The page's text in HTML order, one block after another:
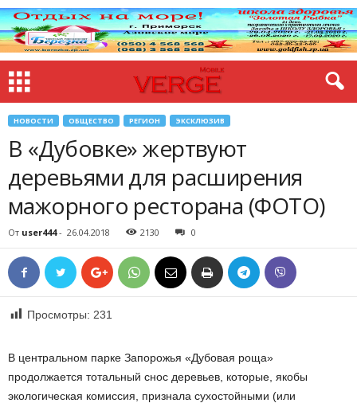
НОВОСТИ ОБЩЕСТВО РЕГИОН ЭКСКЛЮЗИВ
В «Дубовке» жертвуют
деревьями для расширения
мажорного ресторана (ФОТО)
От user444- 26.04.2018 2130 0
Просмотры: 231
В центральном парке Запорожья «Дубовая роща»
продолжается тотальный снос деревьев, которые, якобы
экологическая комиссия, признала сухостойными (или